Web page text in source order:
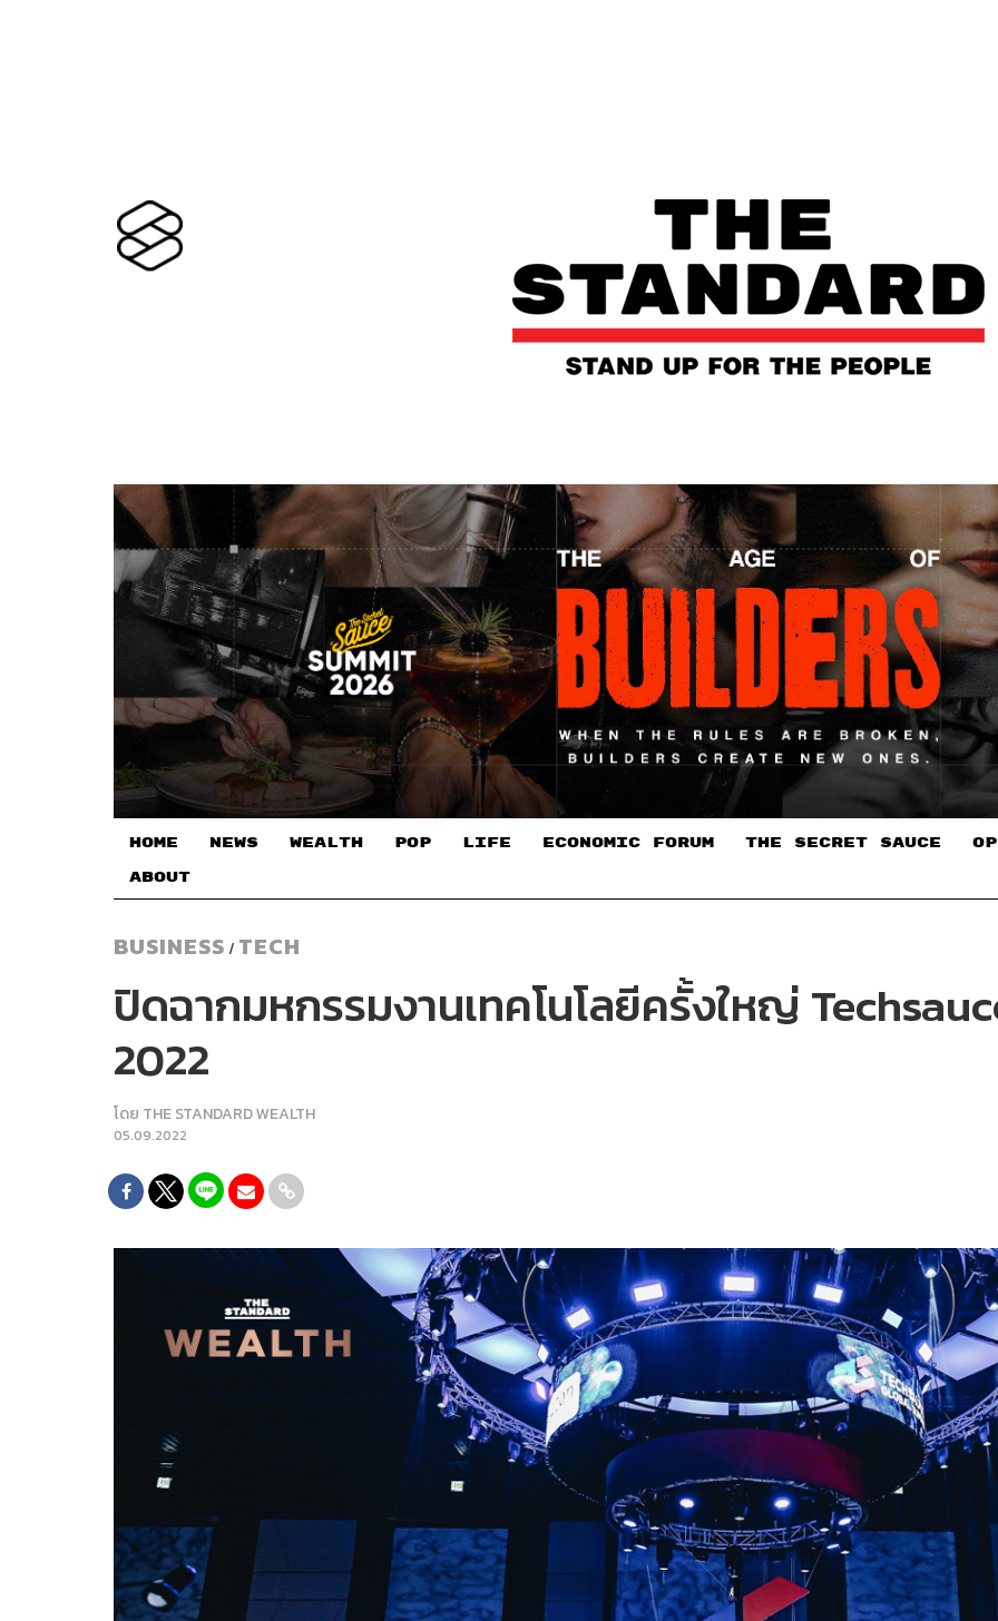
HOME NEWS WEALTH POP LIFE ECONOMIC FORUM THE SECRET SAUCE​
ABOUT
BUSINESS / TECH
ปิดฉากมหกรรมงานเทคโนโลยีครั้งใหญ่
2022
โดย THE STANDARD WEALTH
05.09.2022